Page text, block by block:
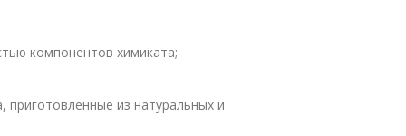
компонентов химиката;
приготовленные из натуральных и